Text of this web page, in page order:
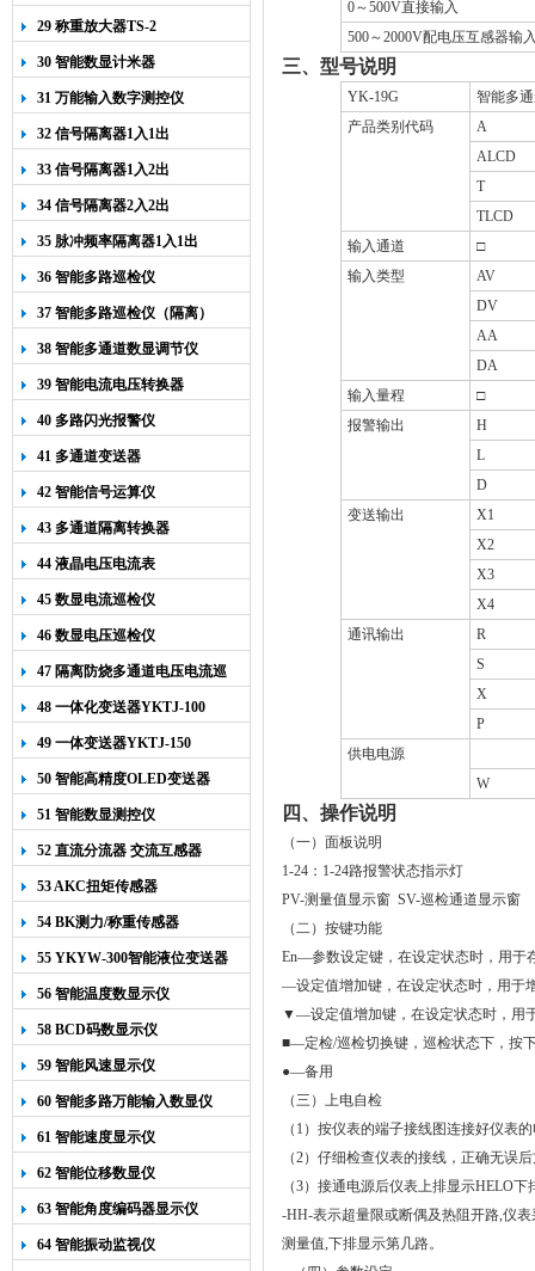
29 称重放大器TS-2
30 智能数显计米器
31 万能输入数字测控仪
32 信号隔离器1入1出
33 信号隔离器1入2出
34 信号隔离器2入2出
35 脉冲频率隔离器1入1出
36 智能多路巡检仪
37 智能多路巡检仪（隔离）
38 智能多通道数显调节仪
39 智能电流电压转换器
40 多路闪光报警仪
41 多通道变送器
42 智能信号运算仪
43 多通道隔离转换器
44 液晶电压电流表
45 数显电流巡检仪
46 数显电压巡检仪
47 隔离防烧多通道电压电流巡
检仪
48 一体化变送器YKTJ-100
49 一体变送器YKTJ-150
50 智能高精度OLED变送器
YK-218
51 智能数显测控仪
52 直流分流器 交流互感器
53 AKC扭矩传感器
54 BK测力/称重传感器
55 YKYW-300智能液位变送器
56 智能温度数显示仪
58 BCD码数显示仪
59 智能风速显示仪
60 智能多路万能输入数显仪
61 智能速度显示仪
62 智能位移数显仪
63 智能角度编码器显示仪
64 智能振动监视仪
0～500V直接输入
500～2000V配电压互感器输
三、型号说明
YK-19G
智能多
产品类别代码
A
ALCD
T
TLCD
输入通道
□
输入类型
AV
DV
AA
DA
输入量程
□
报警输出
H
L
D
变送输出
X1
X2
X3
X4
通讯输出
R
S
X
P
供电电源
W
四、操作说明
（一）面板说明
1-24：1-24路报警状态指示灯
PV-测量值显示窗 SV-巡检通道显示窗
（二）按键功能
En—参数设定键，在设定状态时，用于
—设定值增加键，在设定状态时，用于
▼—设定值增加键，在设定状态时，用
■—定检/巡检切换键，巡检状态下，按
●—备用
（三）上电自检
（ 1 ）按仪表的端子接线图连接好仪表
（2）仔细检查仪表的接线，正确无误
（3）接通电源后仪表上排显示HELO下
-HH-表示超量限或断偶及热阻开路,仪表
测量值,下排显示第几路。